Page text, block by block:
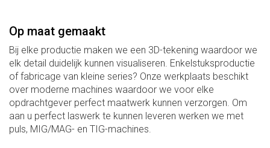
​Op maat gemaakt
Bij elke productie maken we een 3D-tekening waardoor we
elk detail duidelijk kunnen visualiseren. Enkelstuksproductie
of fabricage van kleine series? Onze werkplaats beschikt
over moderne machines waardoor we voor elke
opdrachtgever perfect maatwerk kunnen verzorgen. Om
aan u perfect laswerk te kunnen leveren werken we met
puls, MIG/MAG- en TIG-machines.